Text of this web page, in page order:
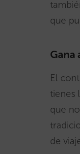
que
Gana
El
tienes
que
de